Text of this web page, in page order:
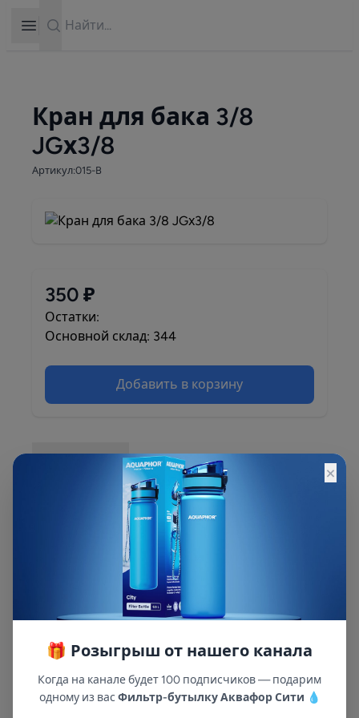
Open sidebar
Кран для бака 3/8
JGх3/8
Артикул:015-B
350 ₽
Остатки:
Основной склад: 344
Добавить в корзину
Описание и характеристики смотрите на
×
🎁 Розыгрыш от нашего канала
Когда на канале будет 100 подписчиков — подарим
одному из вас Фильтр-бутылку Аквафор Сити 💧